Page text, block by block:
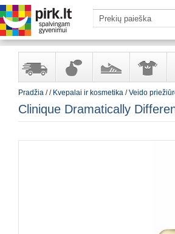
sandėlyje
ir
kosmetika
ir
Pradžia // Kvepalai ir kosmetika /Veido
Clinique Dramatically